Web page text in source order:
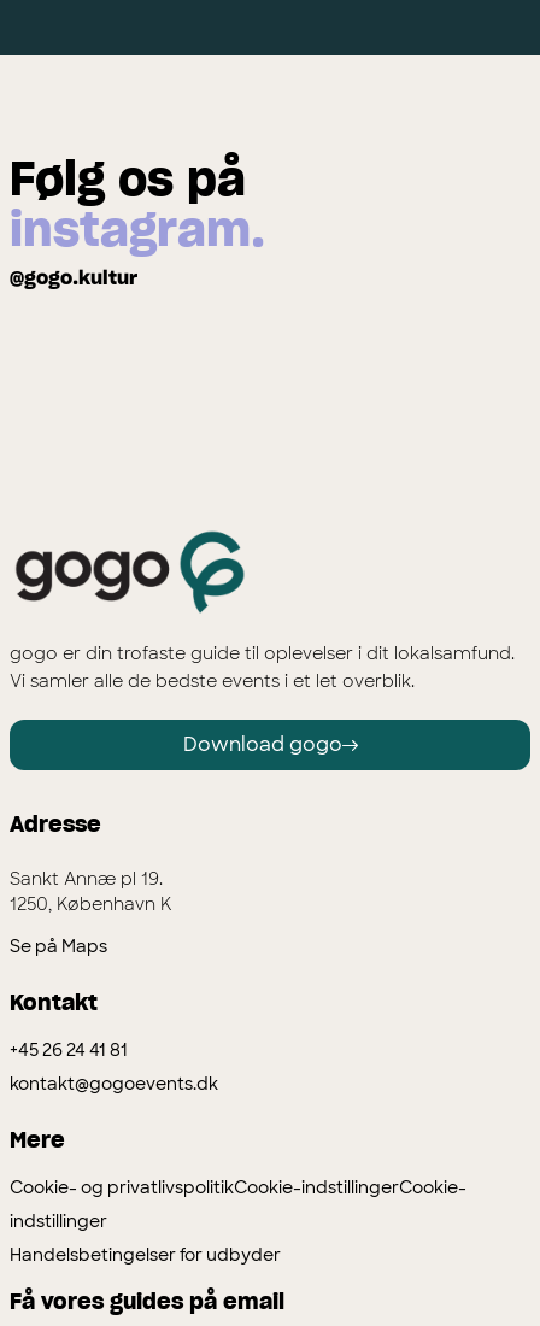
Følg os på
instagram.
@gogo.kultur
gogo er din trofaste guide til oplevelser i dit lokalsamfund.
Vi samler alle de bedste events i et let overblik.
Download gogo
Adresse
Sankt Annæ pl 19.
1250, København K
Se på Maps
Kontakt
+45 26 24 41 81
kontakt@gogoevents.dk
Mere
Cookie- og privatlivspolitikCookie-indstillingerCookie-
indstillinger
Handelsbetingelser for udbyder
Få vores guides på email